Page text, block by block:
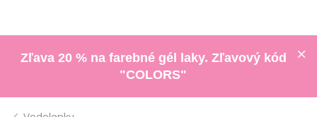
Zľava 20 % na farebné gél laky. Zľavový kód
"COLORS"